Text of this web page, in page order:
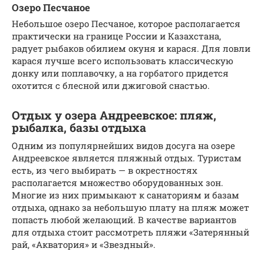
Озеро Песчаное
Небольшое озеро Песчаное, которое располагается
практически на границе России и Казахстана,
радует рыбаков обилием окуня и карася. Для ловли
карася лучше всего использовать классическую
донку или поплавочку, а на горбатого придется
охотится с блесной или джиговой снастью.
Отдых у озера Андреевское: пляж,
рыбалка, базы отдыха
Одним из популярнейших видов досуга на озере
Андреевское является пляжный отдых. Туристам
есть, из чего выбирать — в окрестностях
располагается множество оборудованных зон.
Многие из них примыкают к санаториям и базам
отдыха, однако за небольшую плату на пляж может
попасть любой желающий. В качестве вариантов
для отдыха стоит рассмотреть пляжи «Затерянный
рай, «Акватория» и «Звездный».